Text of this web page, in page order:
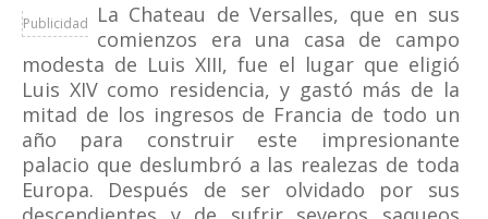
Publicidad
La Chateau de Versalles, que en sus
comienzos era una casa de campo
modesta de Luis XIII, fue el lugar que eligió
Luis XIV como residencia, y gastó más de la
mitad de los ingresos de Francia de todo un
año para construir este impresionante
palacio que deslumbró a las realezas de toda
Europa. Después de ser olvidado por sus